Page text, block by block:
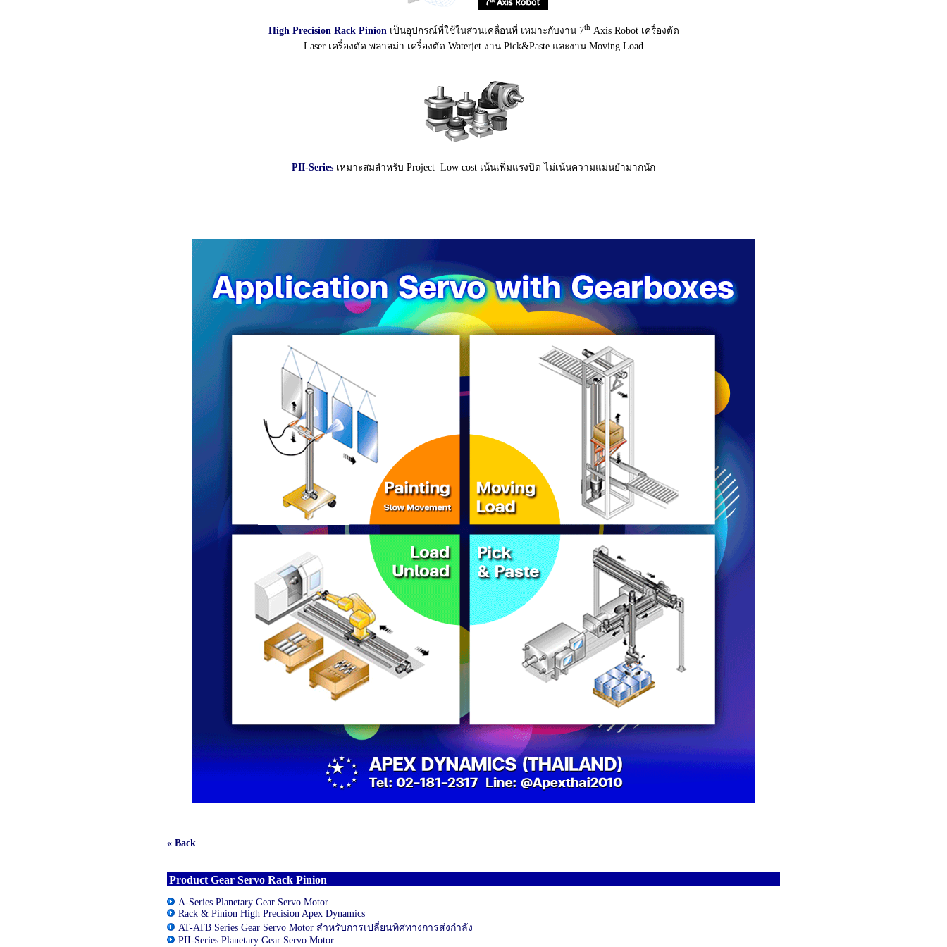
High Precision Rack Pinion เป็นอุปกรณ์ที่ใช้ในส่วนเคลื่อนที่ เหมาะกับงาน 7thAxis Robot เครื่องตัด
Laser เครื่องตัด พลาสม่า เครื่องตัด Waterjet งาน Pick&Paste และงาน Moving Load
PII-Series เหมาะสมสำหรับ Project Low cost เน้นเพิ่มแรงบิด ไม่เน้นความแม่นยำมากนัก
« Back
Product Gear Servo Rack Pinion
A-Series Planetary Gear Servo Motor
Rack & Pinion High Precision Apex Dynamics
AT-ATB Series Gear Servo Motor สำหรับการเปลี่ยนทิศทางการส่งกำลัง
PII-Series Planetary Gear Servo Motor